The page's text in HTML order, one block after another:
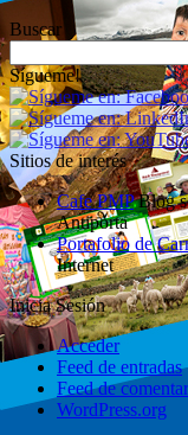
Buscar
Sígueme!
Sitios de interés
Cafe PMPBlog
Antiporta
Portafolio de
Internet
Inicia Sesión
Acceder
Feed de entradas
Feed de
WordPress.org